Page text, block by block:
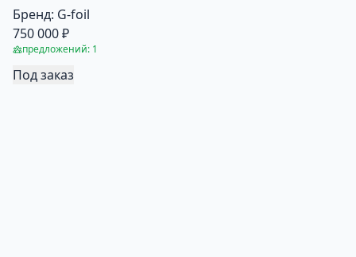
Бренд: G-foil
750 000 ₽
предложений: 1
Под заказ